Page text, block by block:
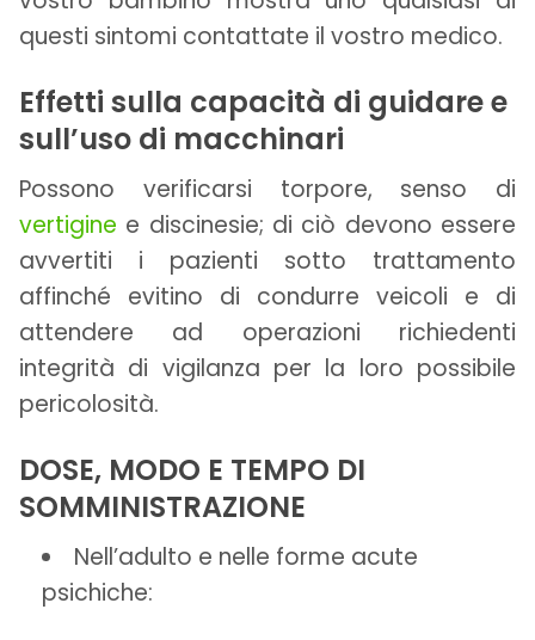
questi sintomi contattate il vostro medico.
Effetti sulla capacità di guidare e
sull’uso di macchinari
Possono verificarsi torpore, senso di
vertigine e discinesie; di ciò devono essere
avvertiti i pazienti sotto trattamento
affinché evitino di condurre veicoli e di
attendere ad operazioni richiedenti
integrità di vigilanza per la loro possibile
pericolosità.
DOSE, MODO E TEMPO DI
SOMMINISTRAZIONE
Nell’adulto e nelle forme acute
psichiche: